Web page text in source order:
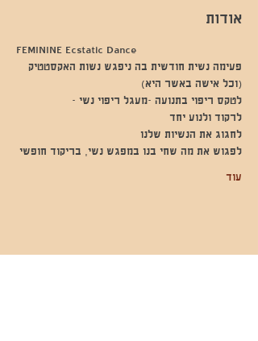
אודות
FEMININE Ecstatic Dance
פעימה נשית חודשית בה ניפגש נשות האקסטטיק
(וכל אישה באשר היא)
לטקס ריפוי בתנועה -מעגל ריפוי נשי -
לרקוד ולנוע יחד
לחגוג את הנשיות שלנו
לפגוש את מה שחי בנו במפגש נשי, בריקוד חופשי
עוד